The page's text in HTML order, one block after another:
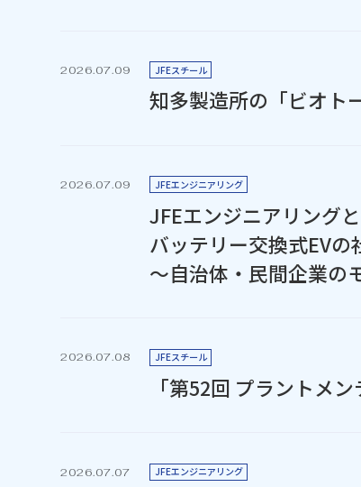
2026.07.09 JFEスチール
知多製造所の「ビオト
2026.07.09 JFEエンジニアリング
JFEエンジニアリング
バッテリー交換式EV
～自治体・民間企業の
2026.07.08 JFEスチール
「第52回 プラントメ
2026.07.07 JFEエンジニアリング